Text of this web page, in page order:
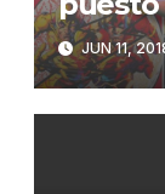
DC
JUN 11,